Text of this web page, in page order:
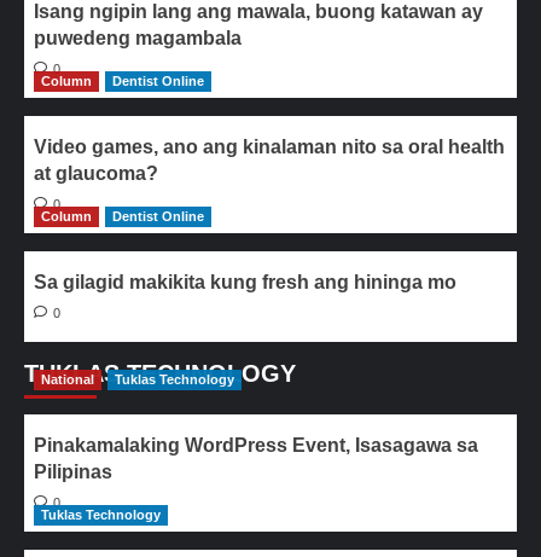
Isang ngipin lang ang mawala, buong katawan ay
puwedeng magambala
0
Column
Dentist Online
Video games, ano ang kinalaman nito sa oral health
at glaucoma?
0
Column
Dentist Online
Sa gilagid makikita kung fresh ang hininga mo
0
TUKLAS TECHNOLOGY
National Tuklas Technology
Pinakamalaking WordPress Event, Isasagawa sa
Pilipinas
0
Tuklas Technology